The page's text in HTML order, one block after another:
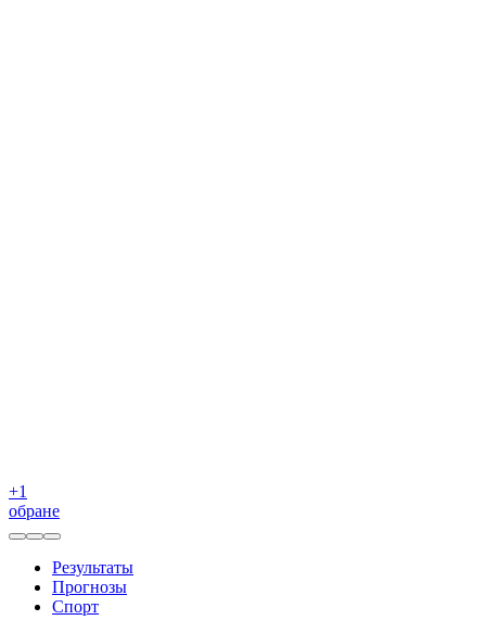
+1
обране
Результаты
Прогнозы
Спорт